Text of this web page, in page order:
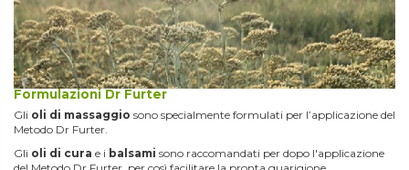
Formulazioni Dr Furter
Gli oli di massaggio sono specialmente formulati per l’applicazione del
Metodo Dr Furter.
Gli oli di cura e i balsami sono raccomandati per dopo l'applicazione